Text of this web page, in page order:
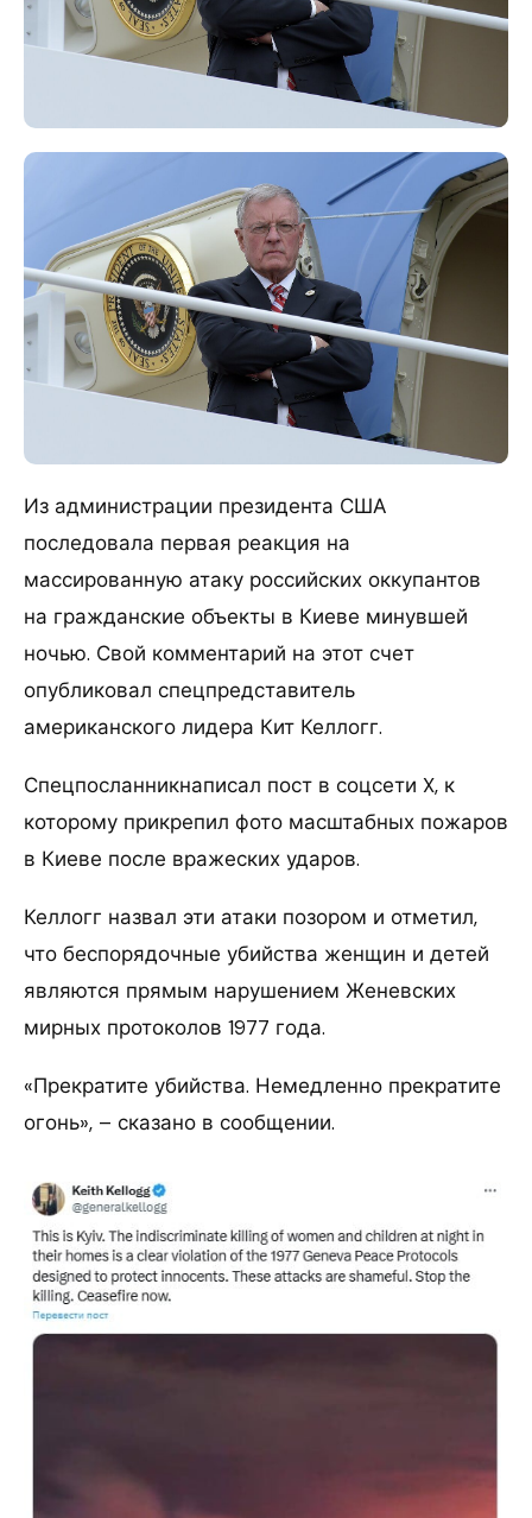
Из администрации президента США
последовала первая реакция на
массированную атаку российских оккупантов
на гражданские объекты в Киеве минувшей
ночью. Свой комментарий на этот счет
опубликовал спецпредставитель
американского лидера Кит Келлогг.
Спецпосланникнаписал пост в соцсети X, к
которому прикрепил фото масштабных пожаров
в Киеве после вражеских ударов.
Келлогг назвал эти атаки позором и отметил,
что беспорядочные убийства женщин и детей
являются прямым нарушением Женевских
мирных протоколов 1977 года.
«Прекратите убийства. Немедленно прекратите
огонь», – сказано в сообщении.